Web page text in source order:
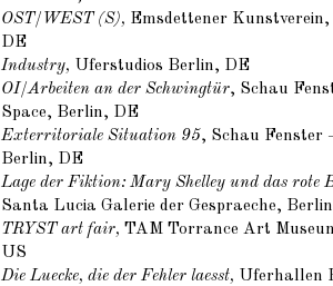
OST/WEST (S), Emsdettener
DE
Industry, Uferstudios Berlin, DE
OI/Arbeiten an der Schwingtür, Schau
Space, Berlin, DE
Exterritoriale Situation 95, Schau Fenster
Berlin, DE
Lage der Fiktion: Mary Shelley und das rote
Santa Lucia Galerie der Gespraeche,
TRYST art fair, TAM Torrance Art
US
Die Luecke, die der Fehler laesst, Uferhallen